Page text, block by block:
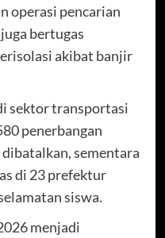
operasi pencarian
bertugas
akibat banjir
sektor transportasi
penerbangan
sementara
di 23 prefektur
siswa.
menjadi